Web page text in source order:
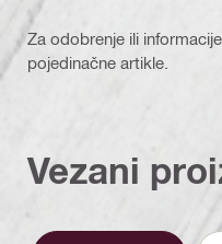
Za odobrenje ili
pojedinačne artikle.
Vezani